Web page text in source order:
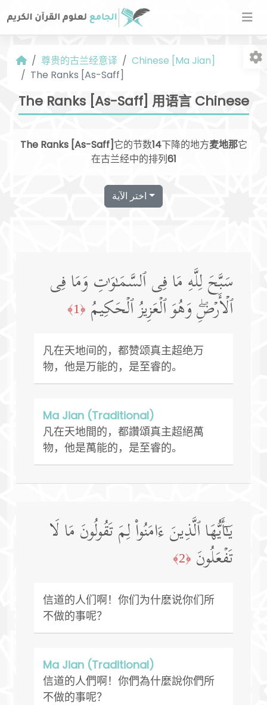
尊贵的古兰经意译
Chinese [Ma Jian]
The Ranks [As-Saff]
The Ranks [As-Saff] 用语言 Chinese
The Ranks [As-Saff]它的节数14下降的地方麦地那它
在古兰经中的排列61
اختر الآية
سَبَّحَ لِلَّهِ مَا فِی ٱلسَّمَـٰوَ ٰ⁠تِ وَمَا فِی
ٱلۡأَرۡضِۖ وَهُوَ ٱلۡعَزِیزُ ٱلۡحَكِیمُ ﴿1﴾
凡在天地间的，都赞颂真主超绝万
物，他是万能的，是至睿的。
Ma Jian (Traditional)
凡在天地間的，都讚頌真主超絕萬
物，他是萬能的，是至睿的。
یَـٰۤأَیُّهَا ٱلَّذِینَ ءَامَنُوا۟ لِمَ تَقُولُونَ مَا لَا
تَفۡعَلُونَ ﴿2﴾
信道的人们啊！你们为什麽说你们所
不做的事呢？
Ma Jian (Traditional)
信道的人們啊！你們為什麼說你們所
不做的事呢？